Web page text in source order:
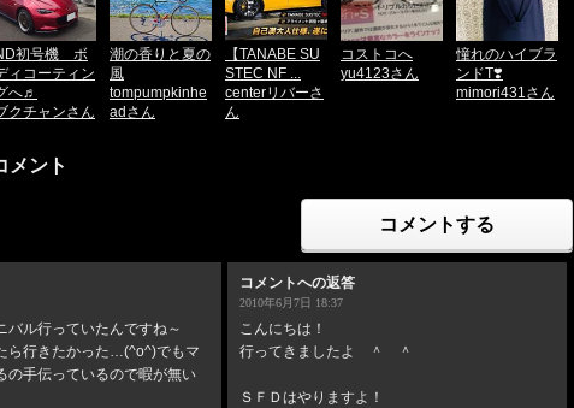
初号機 ボ
ィコーティン
へ♬
クチャンさん
潮の香りと夏の
風
tompumpkinhe
adさん
【TANABE SU
STEC NF ...
centerリバーさ
ん
コストコへ
yu4123さん
憧れのハイブラ
ンドT❣️
mimori431さん
メント
コメントする
バル行っていたんですね～
ら行きたかった…(^o^)でもマ
の手伝っているので暇が無い
コメントへの返答
2010年6月7日 18:37
こんにちは！
行ってきましたよ ＾ ＾
ＳＦＤはやりますよ！